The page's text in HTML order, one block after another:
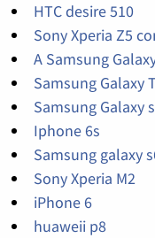
HTC desire 510
Sony Xperia Z5
A Samsung
Samsung Galaxy
Samsung Galaxy
Iphone 6s
Samsung galaxy
Sony Xperia M2
iPhone 6
huaweii p8